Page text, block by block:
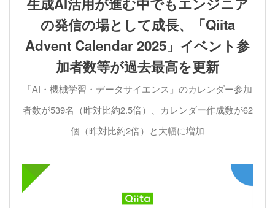
の発信の場として成長、「Qiita
Advent Calendar 2025」イベント参
加者数等が過去最高を更新
「AI・機械学習・データサイエンス」のカレンダー参加
者数が539名（昨対比約2.5倍）、カレンダー作成数が62
個（昨対比約2倍）と大幅に増加